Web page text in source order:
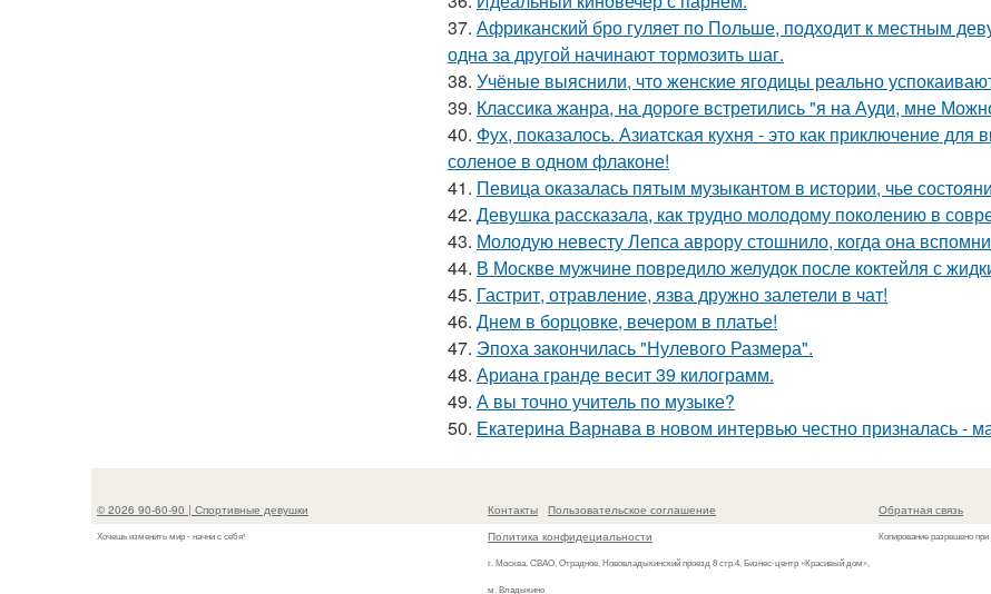
37. Африканский бро гуляет по Польше, подходит к местным
одна за другой начинают тормозить шаг.
38. Учёные выяснили, что женские ягодицы реально
39. Классика жанра, на дороге встретились "я на Ауди, мне
40. Фух, показалось. Азиатская кухня - это как приключение для
соленое в одном флаконе!
41. Певица оказалась пятым музыкантом в истории, чье
42. Девушка рассказала, как трудно молодому поколению в
43. Молодую невесту Лепса аврору стошнило, когда она
44. В Москве мужчине повредило желудок после коктейля с
45. Гастрит, отравление, язва дружно залетели в чат!
46. Днем в борцовке, вечером в платье!
47. Эпоха закончилась "Нулевого Размера".
48. Ариана гранде весит 39 килограмм.
49. А вы точно учитель по музыке?
50. Екатерина Варнава в новом интервью честно призналась -
© 2026 90-60-90 | Спортивные девушки
Хочешь изменить мир - начни с себя!
Контакты
Пользовательское соглашение
Политика конфидециальности
г. Москва, СВАО, Отрадное, Нововладыкинский проезд 8 стр.4, Бизнес-центр «Красивый дом»,
м. Владыкино
Обратная связь
Копирование разрешено